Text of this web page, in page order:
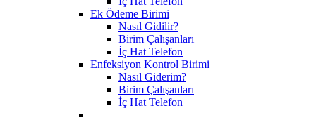
Ek Ödeme Birimi
Nasıl Gidilir?
Birim Çalışanları
İç Hat Telefon
Enfeksiyon Kontrol Birimi
Nasıl Giderim?
Birim Çalışanları
İç Hat Telefon